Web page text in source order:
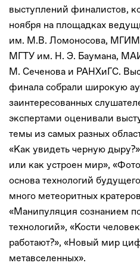
выступлений финалистов,
ноября на площадках
им. М.В. Ломоносова,
МГТУ им. Н. Э. Баумана,
М. Сеченова и РАНХиГС.
финала собрали широкую
заинтересованных
экспертами оценивали
темы из самых разных
«Как увидеть черную
или как устроен мир»,
основа технологий
много метеоритных
«Манипуляция сознанием
технологий», «Кости
работают?», «Новый мир
метавселенных».